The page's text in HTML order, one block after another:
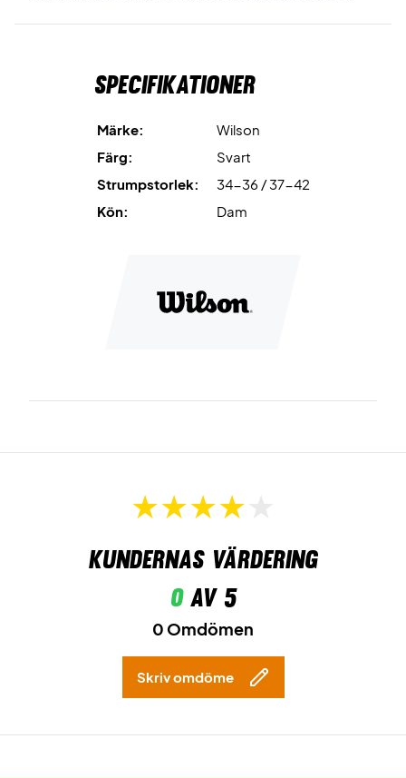
Specifikationer
Märke:
Wilson
Färg:
Svart
Strumpstorlek:
34-36 / 37-42
Kön:
Dam
Kundernas värdering
0av 5
0 Omdömen
Skriv omdöme